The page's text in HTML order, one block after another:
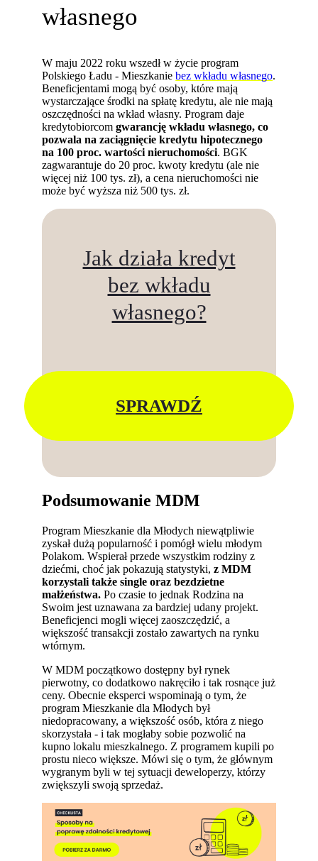
własnego
W maju 2022 roku wszedł w życie program
Polskiego Ładu - Mieszkaniebez wkładu własnego.
Beneficjentami mogą być osoby, które mają
wystarczające środki na spłatę kredytu, ale nie mają
oszczędności na wkład własny. Program daje
kredytobiorcomgwarancję wkładu własnego, co
pozwala na zaciągnięcie kredytu hipotecznego
na 100 proc. wartości nieruchomości. BGK
zagwarantuje do 20 proc. kwoty kredytu (ale nie
więcej niż 100 tys. zł), a cena nieruchomości nie
może być wyższa niż 500 tys. zł.
Jak działa kredyt
bez wkładu
własnego?
SPRAWDŹ
Podsumowanie MDM
Program Mieszkanie dla Młodych niewątpliwie
zyskał dużą popularność i pomógł wielu młodym
Polakom. Wspierał przede wszystkim rodziny z
dziećmi, choć jak pokazują statystyki,z MDM
korzystali także single oraz bezdzietne
małżeństwa. Po czasie to jednak Rodzina na
Swoim jest uznawana za bardziej udany projekt.
Beneficjenci mogli więcej zaoszczędzić, a
większość transakcji zostało zawartych na rynku
wtórnym.
W MDM początkowo dostępny był rynek
pierwotny, co dodatkowo nakręciło i tak rosnące już
ceny. Obecnie eksperci wspominają o tym, że
program Mieszkanie dla Młodych był
niedopracowany, a większość osób, która z niego
skorzystała - i tak mogłaby sobie pozwolić na
kupno lokalu mieszkalnego. Z programem kupili po
prostu nieco większe. Mówi się o tym, że głównym
wygranym byli w tej sytuacji deweloperzy, którzy
zwiększyli swoją sprzedaż.